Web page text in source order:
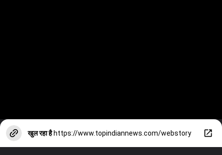
खुल रहा है https://www.topindiannews.com/webstory